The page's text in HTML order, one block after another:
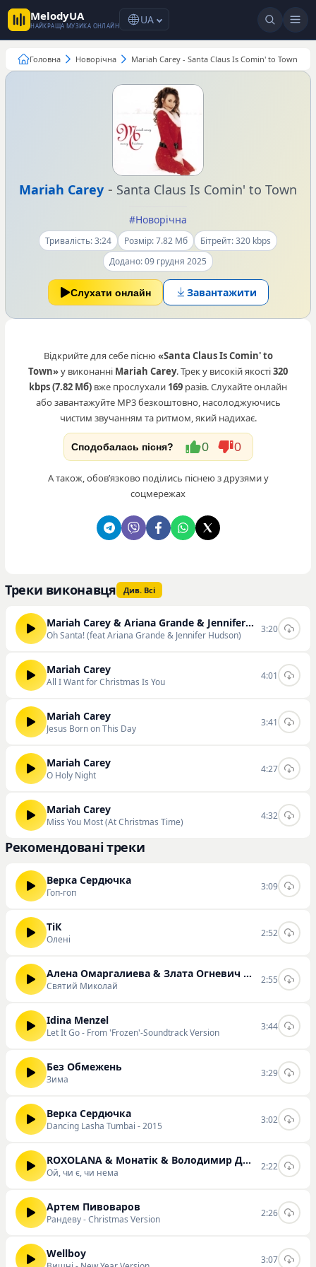
MelodyUA
НАЙКРАЩА МУЗИКА ОНЛАЙН UA
Головна Новорічна Mariah Carey - Santa Claus Is Comin' to Town
Mariah Carey - Santa Claus Is Comin' to Town
Тривалість: 3:24 Розмір: 7.82 Мб
Бітрейт: 320 kbps
Додано: 09 грудня 2025
Слухати онлайн Завантажити
#Новорічна
Відкрийте для себе пісню«Santa Claus Is Comin' to
Town»у виконанні Mariah Carey. Трек у високій якості320
kbps (7.82 Мб) вже прослухали 169 разів. Слухайте онлайн
або завантажуйте MP3 безкоштовно, насолоджуючись
чистим звучанням та ритмом, який надихає.
Сподобалась пісня? 0 0
А також, обовʼязково поділись піснею з друзями у
соцмережах
Треки виконавця Див. Всі
Mariah Carey & Ariana Grande & Jennifer Hudson
Oh Santa! (feat Ariana Grande & Jennifer Hudson)
3:20
Mariah Carey
All I Want for Christmas Is You
4:01
Mariah Carey
Jesus Born on This Day
3:41
Mariah Carey
O Holy Night
4:27
Mariah Carey
Miss You Most (At Christmas Time)
4:32
Рекомендовані треки
Верка Сердючка
Гоп-гоп
3:09
ТіК
Олені
2:52
Алена Омаргалиева & Злата Огневич & Анна Трінчер & Positiff & Demchuk & Enleo
Святий Миколай
2:55
Idina Menzel
Let It Go - From 'Frozen'-Soundtrack Version
3:44
Без Обмежень
Зима
3:29
Верка Сердючка
Dancing Lasha Tumbai - 2015
3:02
ROXOLANA & Монатік & Володимир Дантес & Пилип Коляденко & KAZKA & Марія Квітка
Ой, чи є, чи нема
2:22
Артем Пивоваров
Рандеву - Christmas Version
2:26
Wellboy 3:07